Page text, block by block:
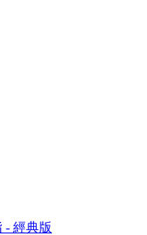
- 經典版